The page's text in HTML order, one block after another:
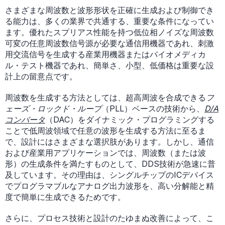
さまざまな周波数と波形形状を正確に生成および制御でき
る能力は、多くの業界で共通する、重要な条件になってい
ます。優れたスプリアス性能を持つ低位相ノイズな周波数
可変の任意周波数信号源が必要な通信用機器であれ、刺激
用交流信号を生成する産業用機器またはバイオメディカ
ル・テスト機器であれ、簡単さ、小型、低価格は重要な設
計上の留意点です。
周波数を生成する方法としては、超高周波を合成できる フ
ェーズ・ロックド・ループ（PLL）ベースの技術から、 D/A
コンバータ （DAC）をダイナミック・プログラミングする
ことで低周波領域で任意の波形を生成する方法に至るま
で、設計にはさまざまな選択肢があります。しかし、通信
および産業用アプリケーションでは、周波数（または波
形）の生成条件を満たすものとして、DDS技術が急速に普
及しています。その理由は、シングルチップのICデバイス
でプログラマブルなアナログ出力波形を、高い分解能と精
度で簡単に生成できるためです。
さらに、プロセス技術と設計のたゆまぬ改善によって、こ